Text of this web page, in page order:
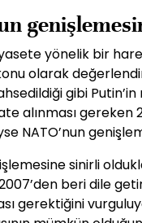
yönelik bir
olarak
gibi
alınması gereken
NATO’nun
sinirli
beri dile
gerektiğini